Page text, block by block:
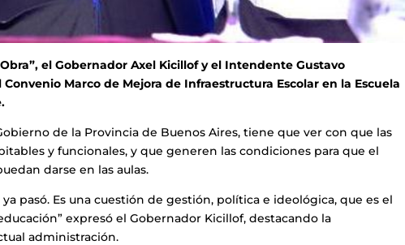
el Gobernador Axel Kicillof y el Intendente Gustavo
Marco de Mejora de Infraestructura Escolar en la Escuela
de la Provincia de Buenos Aires, tiene que ver con que las
y funcionales, y que generen las condiciones para que el
darse en las aulas.
pasó. Es una cuestión de gestión, política e ideológica, que es el
expresó el Gobernador Kicillof, destacando la
administración.